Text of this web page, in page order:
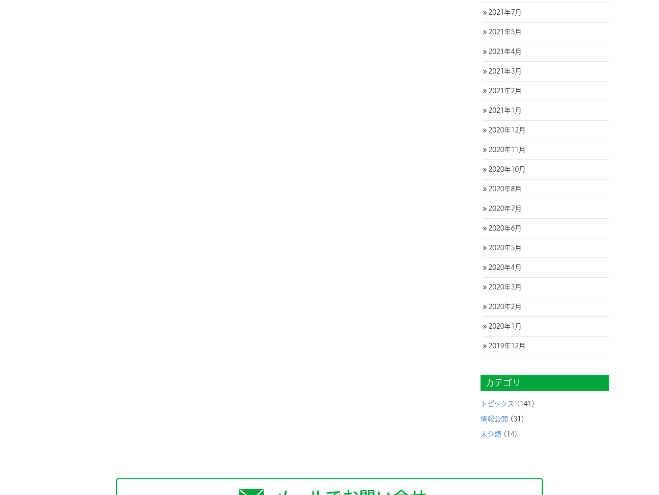
2021年7月
2021年5月
2021年4月
2021年3月
2021年2月
2021年1月
2020年12月
2020年11月
2020年10月
2020年8月
2020年7月
2020年6月
2020年5月
2020年4月
2020年3月
2020年2月
2020年1月
2019年12月
カテゴリ
トピックス (141)
情報公開 (31)
未分類 (14)